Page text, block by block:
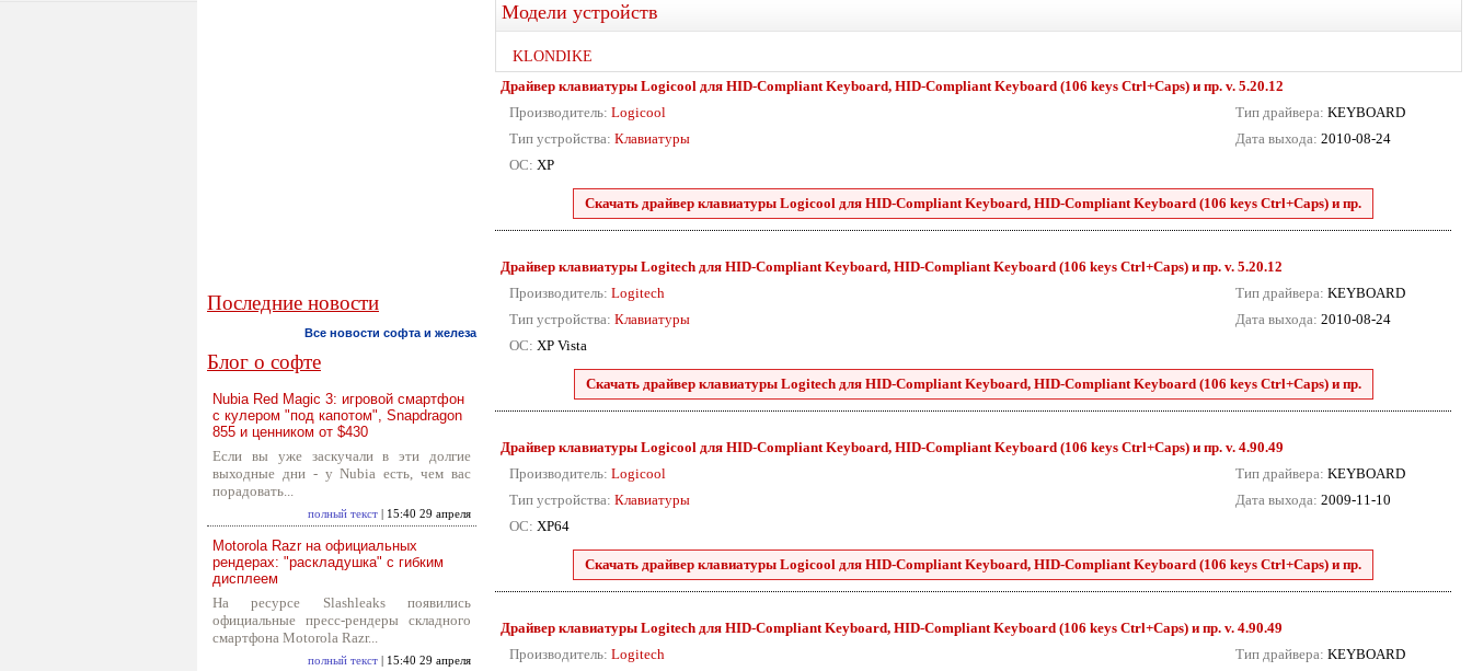
Последние новости
Все новости софта и железа
Блог о софте
Nubia Red Magic 3: игровой смартфон
с кулером "под капотом", Snapdragon
855 и ценником от $430
Если вы уже заскучали в эти долгие
выходные дни - у Nubia есть, чем вас
порадовать...
полный текст | 15:40 29 апреля
Motorola Razr на официальных
рендерах: "раскладушка" с гибким
дисплеем
На ресурсе Slashleaks появились
официальные пресс-рендеры складного
смартфона Motorola Razr...
полный текст | 15:40 29 апреля
Модели устройств
KLONDIKE
Драйвер клавиатуры Logicool для HID-Compliant Keyboard, HID-Compliant Keyboard (106 keys Ctrl+Caps) и пр. v. 5.20.12
Производитель: Logicool
Тип устройства: Клавиатуры
ОС: XP
Тип драйвера: KEYBOARD
Дата выхода: 2010-08-24
Скачать драйвер клавиатуры Logicool для HID-Compliant Keyboard, HID-Compliant Keyboard (106 keys Ctrl+Caps) и пр.
Драйвер клавиатуры Logitech для HID-Compliant Keyboard, HID-Compliant Keyboard (106 keys Ctrl+Caps) и пр. v. 5.20.12
Производитель: Logitech
Тип устройства: Клавиатуры
ОС: XP Vista
Тип драйвера: KEYBOARD
Дата выхода: 2010-08-24
Скачать драйвер клавиатуры Logitech для HID-Compliant Keyboard, HID-Compliant Keyboard (106 keys Ctrl+Caps) и пр.
Драйвер клавиатуры Logicool для HID-Compliant Keyboard, HID-Compliant Keyboard (106 keys Ctrl+Caps) и пр. v. 4.90.49
Производитель: Logicool
Тип устройства: Клавиатуры
ОС: XP64
Тип драйвера: KEYBOARD
Дата выхода: 2009-11-10
Скачать драйвер клавиатуры Logicool для HID-Compliant Keyboard, HID-Compliant Keyboard (106 keys Ctrl+Caps) и пр.
Драйвер клавиатуры Logitech для HID-Compliant Keyboard, HID-Compliant Keyboard (106 keys Ctrl+Caps) и пр. v. 4.90.49
Производитель: Logitech
Тип драйвера: KEYBOARD